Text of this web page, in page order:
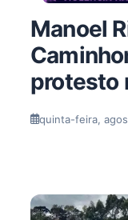
Manoel
protesto
quinta-feira,